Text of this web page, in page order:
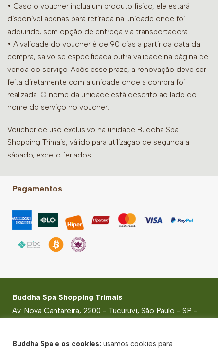
• Caso o voucher inclua um produto físico, ele estará
disponível apenas para retirada na unidade onde foi
adquirido, sem opção de entrega via transportadora.
• A validade do voucher é de 90 dias a partir da data da
compra, salvo se especificada outra validade na página de
venda do serviço. Após esse prazo, a renovação deve ser
feita diretamente com a unidade onde a compra foi
realizada. O nome da unidade está descrito ao lado do
nome do serviço no voucher.
Voucher de uso exclusivo na unidade Buddha Spa
Shopping Trimais, válido para utilização de segunda a
sábado, exceto feriados.
Pagamentos
Buddha Spa Shopping Trimais
Av. Nova Cantareira, 2200 - Tucuruvi, São Paulo - SP -
Buddha Spa e os cookies: usamos cookies para